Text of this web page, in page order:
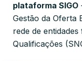
plataforma SIGO
Gestão da Oferta
rede de
Qualificações